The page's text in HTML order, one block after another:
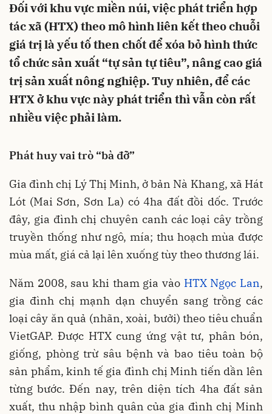
Đối với khu vực miền núi, việc phát triển hợp
tác xã (HTX) theo mô hình liên kết theo chuỗi
giá trị là yếu tố then chốt để xóa bỏ hình thức
tổ chức sản xuất “tự sản tự tiêu”, nâng cao giá
trị sản xuất nông nghiệp. Tuy nhiên, để các
HTX ở khu vực này phát triển thì vẫn còn rất
nhiều việc phải làm.
Phát huy vai trò “bà đỡ”
Gia đình chị Lý Thị Minh, ở bản Nà Khang, xã Hát
Lót (Mai Sơn, Sơn La) có 4ha đất đồi dốc. Trước
đây, gia đình chị chuyên canh các loại cây trồng
truyền thống như ngô, mía; thu hoạch mùa được
mùa mất, giá cả lại lên xuống tùy theo thương lái.
Năm 2008, sau khi tham gia vào HTX Ngọc Lan,
gia đình chị mạnh dạn chuyển sang trồng các
loại cây ăn quả (nhãn, xoài, bưởi) theo tiêu chuẩn
VietGAP. Được HTX cung ứng vật tư, phân bón,
giống, phòng trừ sâu bệnh và bao tiêu toàn bộ
sản phẩm, kinh tế gia đình chị Minh tiến dần lên
từng bước. Đến nay, trên diện tích 4ha đất sản
xuất, thu nhập bình quân của gia đình chị Minh